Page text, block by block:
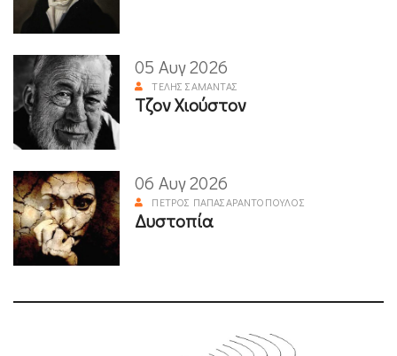
05 Αυγ 2026
ΤΈΛΗΣ ΣΑΜΑΝΤΆΣ
Τζον Χιούστον
06 Αυγ 2026
ΠΈΤΡΟΣ ΠΑΠΑΣΑΡΑΝΤΌΠΟΥΛΟΣ
Δυστοπία